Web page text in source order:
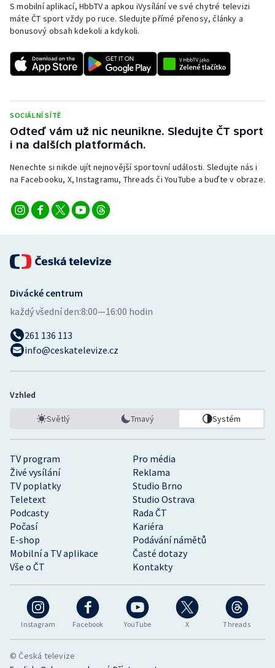
S mobilní aplikací, HbbTV a apkou iVysílání ve své chytré televizi
máte ČT sport vždy po ruce. Sledujte přímé přenosy, články a
bonusový obsah kdekoli a kdykoli.
SOCIÁLNÍ SÍTĚ
Odteď vám už nic neunikne. Sledujte ČT sport
i na dalších platformách.
Nenechte si nikde ujít nejnovější sportovní události. Sledujte nás i
na Facebooku, X, Instagramu, Threads či YouTube a buďte v obraze.
Instagram Facebook YouTube X Threads
TV program
Pro média
Živé vysílání
Reklama
TV poplatky
Studio Brno
Teletext
Studio Ostrava
Podcasty
Rada ČT
Počasí
Kariéra
E-shop
Podávání námětů
Mobilní a TV aplikace
Časté dotazy
Vše o ČT
Kontakty
Divácké centrum
každý všední den:8:00—16:00 hodin
261 136 113
info@ceskatelevize.cz
Vzhled
Světlý Tmavý Systém
© Česká televize